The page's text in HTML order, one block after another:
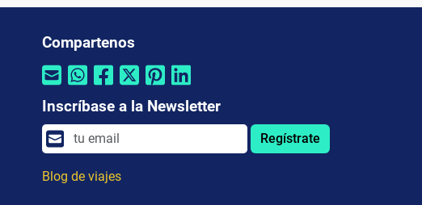
Compartenos
Inscríbase a la Newsletter
Regístrate
Blog de viajes